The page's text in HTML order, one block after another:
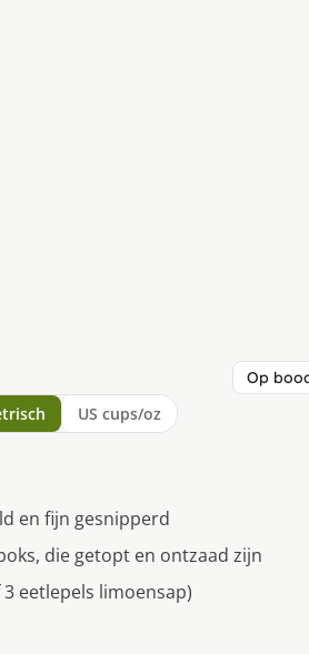
Op
US cups/oz
en fijn gesnipperd
die getopt en ontzaad zijn
eetlepels limoensap)